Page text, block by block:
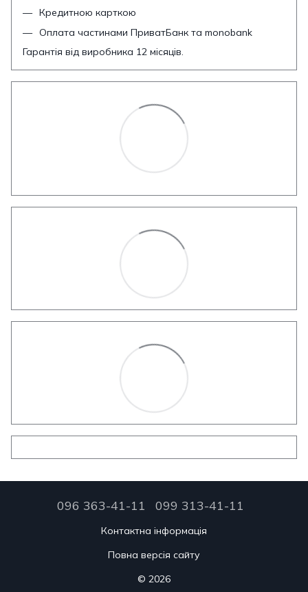
Кредитною карткою
Оплата частинами ПриватБанк та monobank
Гарантія від виробника 12 місяців.
096 363-41-11 099 313-41-11
Контактна інформація
Повна версія сайту
© 2026